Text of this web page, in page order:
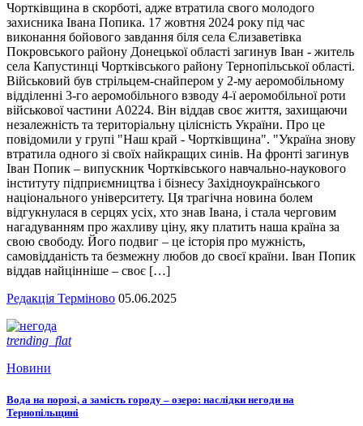
Чортківщина в скорботі, адже втратила свого молодого
захисника Івана Попика. 17 жовтня 2024 року під час
виконання бойового завдання біля села Єлизаветівка
Покровського району Донецької області загинув Іван - житель
села Капустинці Чортківського району Тернопільської області.
Військовий був стрільцем-снайпером у 2-му аеромобільному
відділенні 3-го аеромобільного взводу 4-ї аеромобільної роти
військової частини А0224. Він віддав своє життя, захищаючи
незалежність та територіальну цілісність України. Про це
повідомили у групі "Наш край - Чортківщина". "Україна знову
втратила одного зі своїх найкращих синів. На фронті загинув
Іван Попик – випускник Чортківського навчально-наукового
інституту підприємництва і бізнесу Західноукраїнського
національного університету. Ця трагічна новина болем
відгукнулася в серцях усіх, хто знав Івана, і стала черговим
нагадуванням про жахливу ціну, яку платить наша країна за
свою свободу. Його подвиг – це історія про мужність,
самовідданість та безмежну любов до своєї країни. Іван Попик
віддав найцінніше – своє […]
Редакція Терміново 05.06.2025
trending_flat
Новини
Вода на порозі, а замість городу – озеро: наслідки негоди на
Тернопільщині